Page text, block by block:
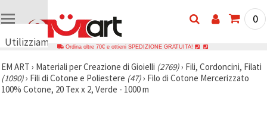
Utilizziamo
🍪
Utilizziamo
cookie e
0
Ordina oltre 70€ e ottieni SPEDIZIONE GRATUITA!
EM ART › Materiali per Creazione di Gioielli (2769)› Fili, Cordoncini, Filati
(1090)› Fili di Cotone e Poliestere (47)› Filo di Cotone Mercerizzato
100% Cotone, 20 Tex x 2, Verde - 1000 m